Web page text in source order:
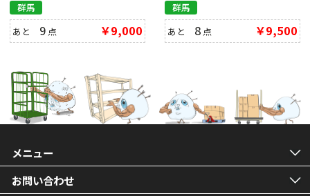
群馬
あと 9 点 ￥9,000
群馬
あと 8 点 ￥9,500
メニュー
お問い合わせ